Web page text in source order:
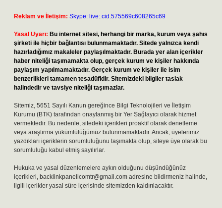
Reklam ve İletişim: Skype: live:.cid.575569c608265c69
Yasal Uyarı: Bu internet sitesi, herhangi bir marka, kurum veya şahıs
şirketi ile hiçbir bağlantısı bulunmamaktadır. Sitede yalnızca kendi
hazırladığımız makaleler paylaşılmaktadır. Burada yer alan içerikler
haber niteliği taşımamakta olup, gerçek kurum ve kişiler hakkında
paylaşım yapılmamaktadır. Gerçek kurum ve kişiler ile isim
benzerlikleri tamamen tesadüfidir. Sitemizdeki bilgiler taslak
halindedir ve tavsiye niteliği taşımazlar.
Sitemiz, 5651 Sayılı Kanun gereğince Bilgi Teknolojileri ve İletişim
Kurumu (BTK) tarafından onaylanmış bir Yer Sağlayıcı olarak hizmet
vermektedir. Bu nedenle, sitedeki içerikleri proaktif olarak denetleme
veya araştırma yükümlülüğümüz bulunmamaktadır. Ancak, üyelerimiz
yazdıkları içeriklerin sorumluluğunu taşımakta olup, siteye üye olarak bu
sorumluluğu kabul etmiş sayılırlar.
Hukuka ve yasal düzenlemelere aykırı olduğunu düşündüğünüz
içerikleri, backlinkpanelicomtr@gmail.com adresine bildirmeniz halinde,
ilgili içerikler yasal süre içerisinde sitemizden kaldırılacaktır.